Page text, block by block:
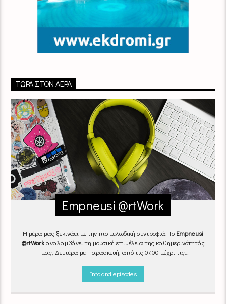
ΤΏΡΑ ΣΤΟΝ ΑΈΡΑ
Empneusi @rtWork
Η μέρα μας ξεκινάει με την πιο μελωδική συντροφιά. Το Empneusi
@rtWorkαναλαμβάνει τη μουσική επιμέλεια της καθημερινότητάς
μας, Δευτέρα με Παρασκευή, από τις 07.00 μέχρι τις
εναλλάσσονται αρμονικά, θυμίζοντάς μας πως δουλειά και
Καθημερινά(Δευτέρα-Παρασκευή)
Info and episodes